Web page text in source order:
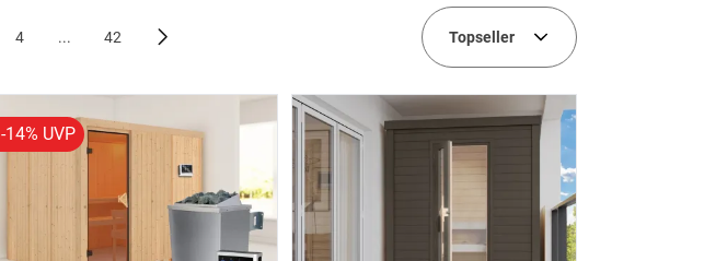
4 ... 42 Topseller
-14% UVP